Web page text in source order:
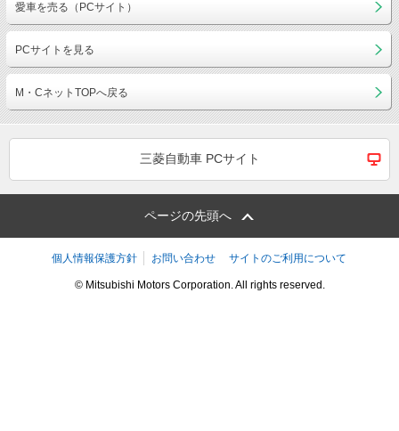
愛車を売る（PCサイト）
PCサイトを見る
M・CネットTOPへ戻る
三菱自動車 PCサイト
ページの先頭へ
個人情報保護方針 お問い合わせ サイトのご利用について
© Mitsubishi Motors Corporation. All rights reserved.